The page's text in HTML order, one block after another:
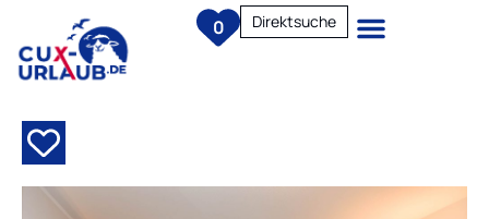
0 Direktsuche